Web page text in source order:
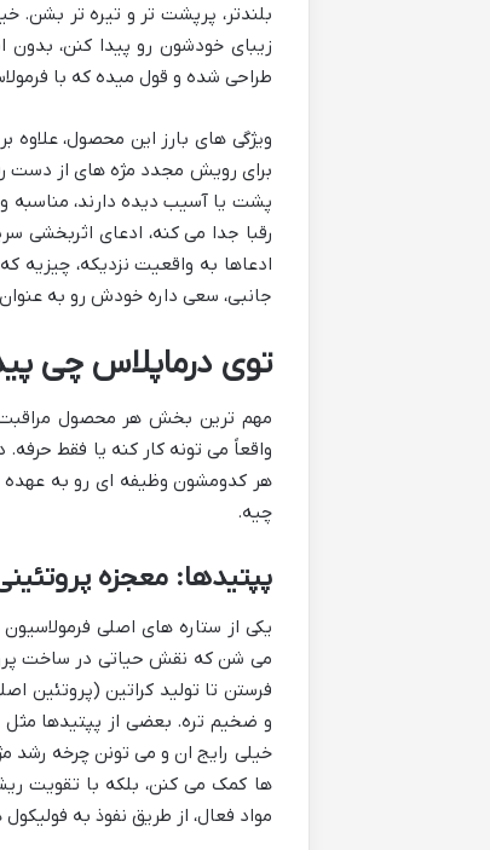
بلندتر، پرپشت تر و تیره تر بشن.
زیبای خودشون رو پیدا کنن، بدون
طراحی شده و قول میده که با
ویژگی های بارز این محصول،
برای رویش مجدد مژه های از دست
پشت یا آسیب دیده دارند، مناسبه
رقبا جدا می کنه، ادعای اثربخشی
ادعاها به واقعیت نزدیکه، چیزیه
جانبی، سعی داره خودش رو به
توی درماپلاس چی
مهم ترین بخش هر محصول
واقعاً می تونه کار کنه یا فقط
هر کدومشون وظیفه ای رو به عهده
چیه.
پپتیدها: معجزه
یکی از ستاره های اصلی
می شن که نقش حیاتی در ساخت
فرستن تا تولید کراتین (پروتئین
خیلی رایج ان و می تونن چرخه رشد
ها کمک می کنن، بلکه با تقویت
مواد فعال، از طریق نفوذ به